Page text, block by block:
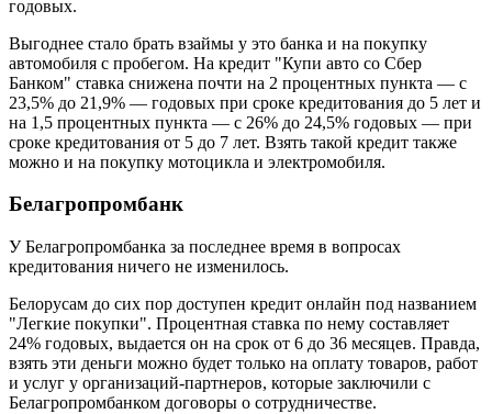
годовых.
Выгоднее стало брать взаймы у это банка и на покупку
автомобиля с пробегом. На кредит "Купи авто со Сбер
Банком" ставка снижена почти на 2 процентных пункта — с
23,5% до 21,9% — годовых при сроке кредитования до 5 лет и
на 1,5 процентных пункта — с 26% до 24,5% годовых — при
сроке кредитования от 5 до 7 лет. Взять такой кредит также
можно и на покупку мотоцикла и электромобиля.
Белагропромбанк
У Белагропромбанка за последнее время в вопросах
кредитования ничего не изменилось.
Белорусам до сих пор доступен кредит онлайн под названием
"Легкие покупки". Процентная ставка по нему составляет
24% годовых, выдается он на срок от 6 до 36 месяцев. Правда,
взять эти деньги можно будет только на оплату товаров, работ
и услуг у организаций-партнеров, которые заключили с
Белагропромбанком договоры о сотрудничестве.